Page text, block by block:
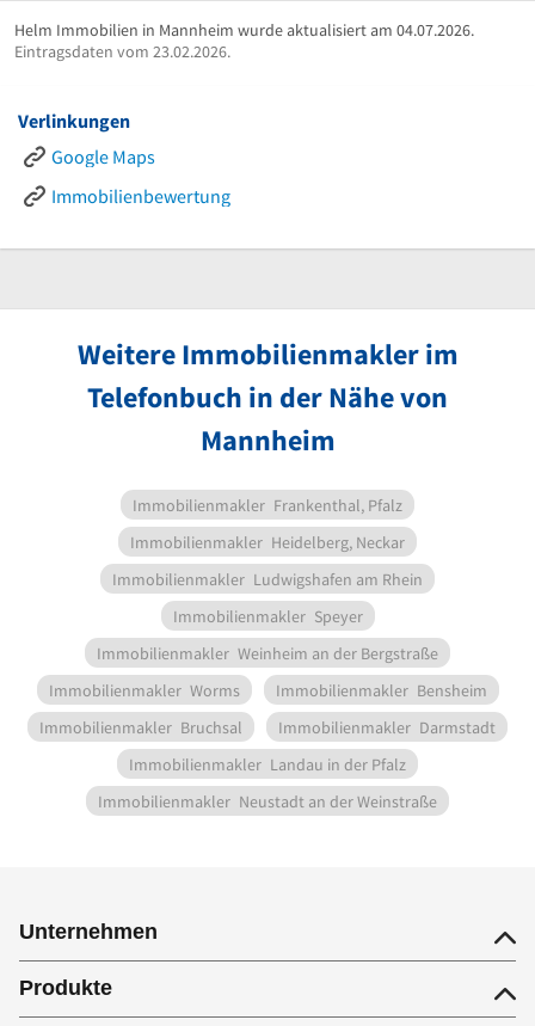
Helm Immobilien in Mannheim wurde aktualisiert am 04.07.2026.
Eintragsdaten vom 23.02.2026.
Verlinkungen
Google Maps
Immobilienbewertung
Weitere Immobilienmakler im
Telefonbuch in der Nähe von
Mannheim
Immobilienmakler Frankenthal, Pfalz
Immobilienmakler Heidelberg, Neckar
Immobilienmakler Ludwigshafen am Rhein
Immobilienmakler Speyer
Immobilienmakler Weinheim an der Bergstraße
Immobilienmakler Worms Immobilienmakler Bensheim
Immobilienmakler Bruchsal Immobilienmakler Darmstadt
Immobilienmakler Landau in der Pfalz
Immobilienmakler Neustadt an der Weinstraße
Unternehmen
Produkte